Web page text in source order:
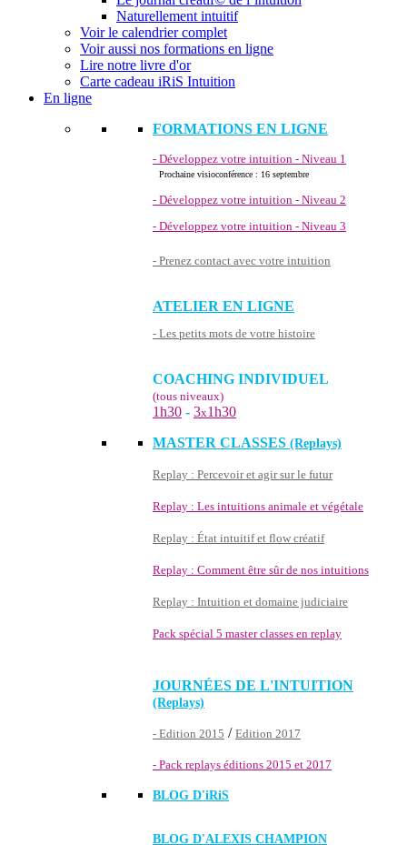
Naturellement intuitif
Voir le calendrier complet
Voir aussi nos formations en ligne
Lire notre livre d'or
Carte cadeau iRiS Intuition
En ligne
FORMATIONS EN LIGNE
- Développez votre intuition - Niveau 1
Prochaine visioconférence : 16 septembre
- Développez votre intuition - Niveau 2
- Développez votre intuition - Niveau 3
- Prenez contact avec votre intuition
ATELIER EN LIGNE
- Les petits mots de votre histoire
COACHING INDIVIDUEL
(tous niveaux)
1h30 - 3x1h30
MASTER CLASSES (Replays)
Replay : Percevoir et agir sur le futur
Replay : Les intuitions animale et végétale
Replay : État intuitif et flow créatif
Replay : Comment être sûr de nos intuitions
Replay : Intuition et domaine judiciaire
Pack spécial 5 master classes en replay
JOURNÉES DE L'INTUITION
(Replays)
- Edition 2015 / Edition 2017
- Pack replays éditions 2015 et 2017
BLOG D'iRiS
BLOG D'ALEXIS CHAMPION